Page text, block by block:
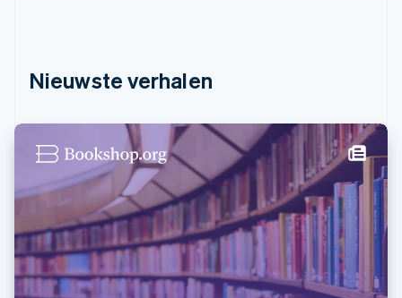
Nieuwste verhalen
Japan
Kroatië
Italiano
Letland
English
Liechtenstein
Deutsch English
Litouwen
English
Luxemburg
FrançaisDeutschEnglish